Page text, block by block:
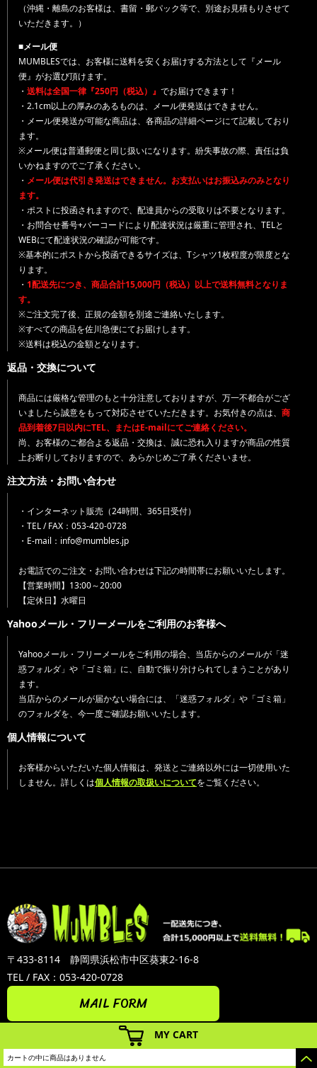
MY CART
カートの中に商品はありません
（沖縄・離島のお客様は、書留・郵パック等で、別途お見積もりさせて
いただきます。）
■メール便
MUMBLESでは、お客様に送料を安くお届けする方法として『メール
便』がお選び頂けます。
・ 送料は全国一律『250円（税込）』 でお届けできます！
・2.1cm以上の厚みのあるものは、メール便発送はできません。
・メール便発送が可能な商品は、各商品の詳細ページにて記載しており
ます。
※メール便は普通郵便と同じ扱いになります。紛失事故の際、責任は負
いかねますのでご了承ください。
・ メール便は代引き発送はできません。お支払いはお振込みのみとなり
ます。
・ポストに投函されますので、配達員からの受取りは不要となります。
・お問合せ番号+バーコードにより配達状況は厳重に管理され、TELと
WEBにて配達状況の確認が可能です。
※基本的にポストから投函できるサイズは、Tシャツ1枚程度が限度とな
ります。
・ 1配送先につき、商品合計15,000円（税込）以上で送料無料となりま
す。
※ご注文完了後、正規の金額を別途ご連絡いたします。
※すべての商品を佐川急便にてお届けします。
※送料は税込の金額となります。
返品・交換について
商品には厳格な管理のもと十分注意しておりますが、万一不都合がござ
いましたら誠意をもって対応させていただきます。お気付きの点は、 商
品到着後7日以内にTEL、またはE-mailにてご連絡ください。
尚、お客様のご都合よる返品・交換は、誠に恐れ入りますが商品の性質
上お断りしておりますので、あらかじめご了承くださいませ。
注文方法・お問い合わせ
・インターネット販売（24時間、365日受付）
・TEL / FAX：053-420-0728
・E-mail：info@mumbles.jp
お電話でのご注文・お問い合わせは下記の時間帯にお願いいたします。
【営業時間】13:00～20:00
【定休日】水曜日
Yahooメール・フリーメールをご利用のお客様へ
Yahooメール・フリーメールをご利用の場合、当店からのメールが「迷
惑フォルダ」や「ゴミ箱」に、自動で振り分けられてしまうことがあり
ます。
当店からのメールが届かない場合には、「迷惑フォルダ」や「ゴミ箱」
のフォルダを、今一度ご確認お願いいたします。
個人情報について
お客様からいただいた個人情報は、発送とご連絡以外には一切使用いた
しません。詳しくは個人情報の取扱いについてをご覧ください。
〒433-8114 静岡県浜松市中区葵東2-16-8
TEL / FAX：053-420-0728
MAIL FORM